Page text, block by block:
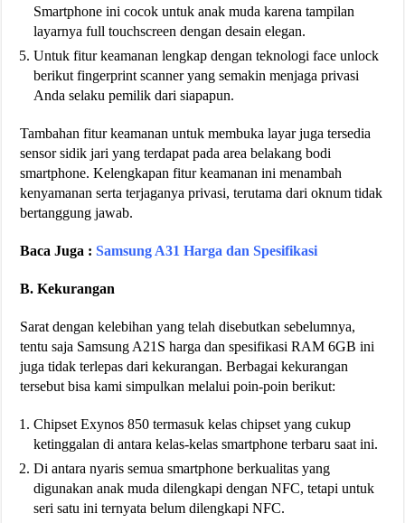
Smartphone ini cocok untuk anak muda karena tampilan
layarnya full touchscreen dengan desain elegan.
Untuk fitur keamanan lengkap dengan teknologi face unlock
berikut fingerprint scanner yang semakin menjaga privasi
Anda selaku pemilik dari siapapun.
Tambahan fitur keamanan untuk membuka layar juga tersedia
sensor sidik jari yang terdapat pada area belakang bodi
smartphone. Kelengkapan fitur keamanan ini menambah
kenyamanan serta terjaganya privasi, terutama dari oknum tidak
bertanggung jawab.
Baca Juga :Samsung A31 Harga dan Spesifikasi
B. Kekurangan
Sarat dengan kelebihan yang telah disebutkan sebelumnya,
tentu saja Samsung A21S harga dan spesifikasi RAM 6GB ini
juga tidak terlepas dari kekurangan. Berbagai kekurangan
tersebut bisa kami simpulkan melalui poin-poin berikut:
Chipset Exynos 850 termasuk kelas chipset yang cukup
ketinggalan di antara kelas-kelas smartphone terbaru saat ini.
Di antara nyaris semua smartphone berkualitas yang
digunakan anak muda dilengkapi dengan NFC, tetapi untuk
seri satu ini ternyata belum dilengkapi NFC.